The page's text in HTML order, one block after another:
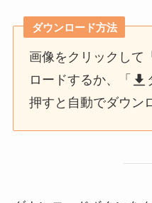
ダウンロード方法
画像をクリックして
ロードするか、「
押すと自動でダウン